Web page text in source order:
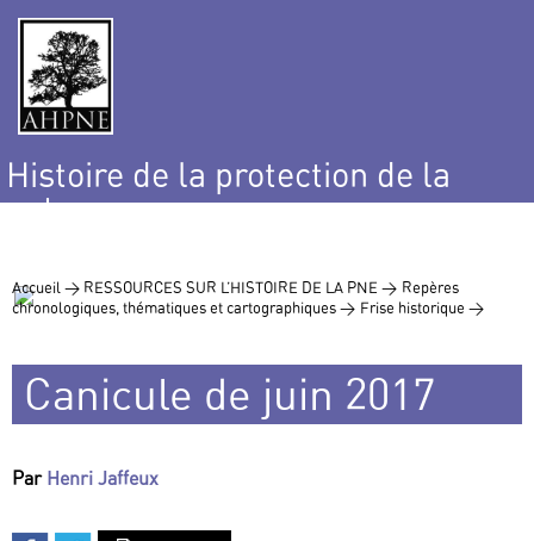
Histoire de la protection de la
nature
Accueil > RESSOURCES SUR L’HISTOIRE DE LA PNE > Repères
chronologiques, thématiques et cartographiques > Frise historique >
Canicule de juin 2017
Par Henri Jaffeux